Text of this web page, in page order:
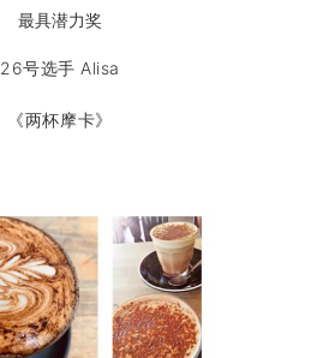
最具潜力奖
26号选手 Alisa
《两杯摩卡》